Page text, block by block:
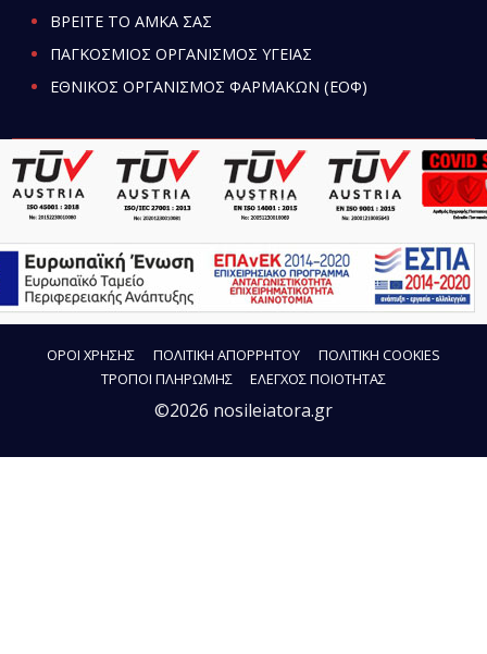
ΒΡΕΙΤΕ ΤΟ ΑΜΚΑ ΣΑΣ
ΠΑΓΚΟΣΜΙΟΣ ΟΡΓΑΝΙΣΜΟΣ ΥΓΕΙΑΣ
ΕΘΝΙΚΟΣ ΟΡΓΑΝΙΣΜΟΣ ΦΑΡΜΑΚΩΝ (ΕΟΦ)
ΟΡΟΙ ΧΡΗΣΗΣ ΠΟΛΙΤΙΚΗ ΑΠΟΡΡΗΤΟΥ
ΠΟΛΙΤΙΚΗ COOKIES
ΤΡΟΠΟΙ ΠΛΗΡΩΜΗΣ
ΕΛΕΓΧΟΣ ΠΟΙΟΤΗΤΑΣ
©2026 nosileiatora.gr